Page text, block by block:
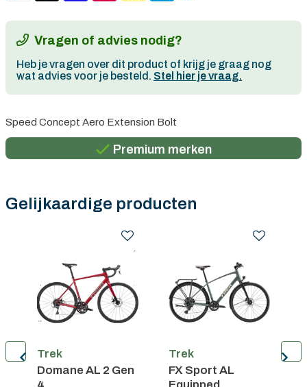
Vragen of advies nodig?
Heb je vragen over dit product of krijg je graag nog
wat advies voor je besteld. Stel hier je vraag.
Speed Concept Aero Extension Bolt
Gratis verzending in België vanaf €100
Premium merken
Gelijkaardige producten
Trek
Domane AL 2 Gen
Trek
FX Sport AL